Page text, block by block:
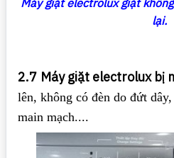
Máy giặt electrolux giặt
lại.
2.7 Máy giặt electrolux bị
lên, không có đèn do đứt
main mạch....